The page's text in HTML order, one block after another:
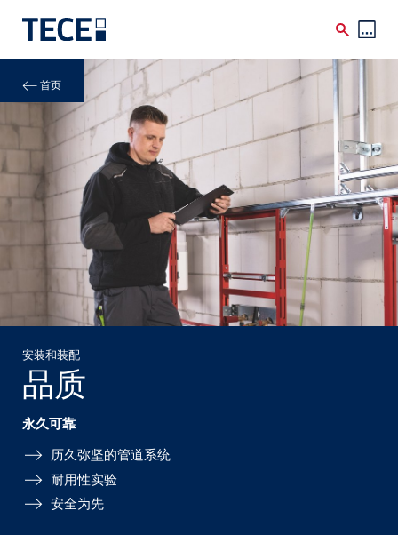
Skip to main content
Breadcrumb
首页
安装和装配
品质
永久可靠
历久弥坚的管道系统
耐用性实验
安全为先